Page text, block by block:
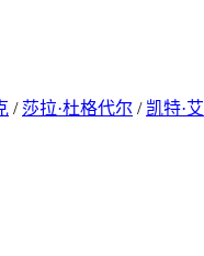
/莎拉·杜格代尔 / 凯特·